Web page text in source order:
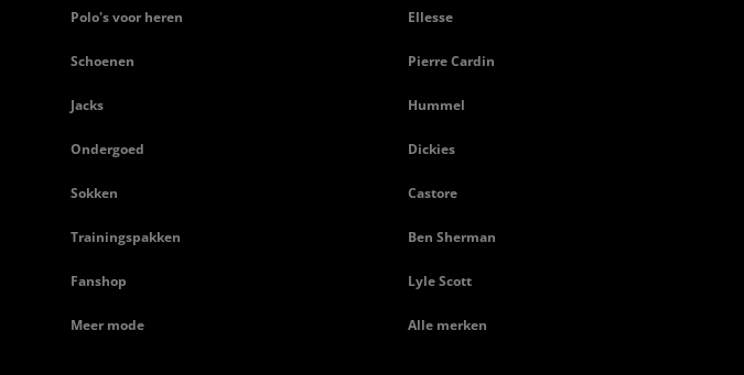
Polo's voor heren
Schoenen
Jacks
Ondergoed
Sokken
Trainingspakken
Fanshop
Meer mode
Ellesse
Pierre Cardin
Hummel
Dickies
Castore
Ben Sherman
Lyle Scott
Alle merken